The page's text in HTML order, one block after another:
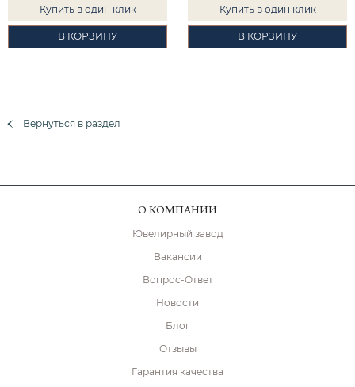
Купить в один клик
В КОРЗИНУ
Купить в один клик
В КОРЗИНУ
Вернуться в раздел
О КОМПАНИИ
Ювелирный завод
Вакансии
Вопрос-Ответ
Новости
Блог
Отзывы
Гарантия качества